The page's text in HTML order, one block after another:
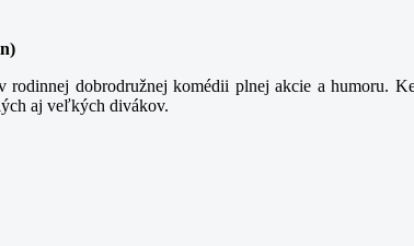
dobrodružnej komédii plnej akcie a humoru.
aj veľkých divákov.